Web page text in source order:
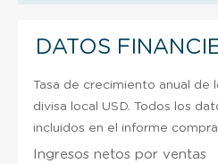
DATOS
Tasa de crecimiento anual de
divisa local USD. Todos los
incluidos en el informe
Ingresos netos por ventas